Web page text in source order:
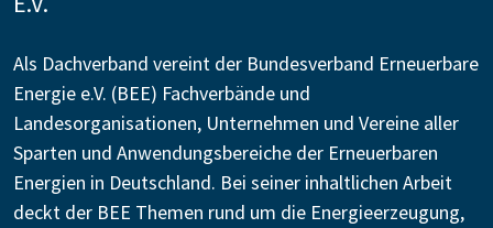
Als Dachverband vereint der Bundesverband Erneuerbare
Energie e.V. (BEE) Fachverbände und
Landesorganisationen, Unternehmen und Vereine aller
Sparten und Anwendungsbereiche der Erneuerbaren
Energien in Deutschland. Bei seiner inhaltlichen Arbeit
deckt der BEE Themen rund um die Energieerzeugung,